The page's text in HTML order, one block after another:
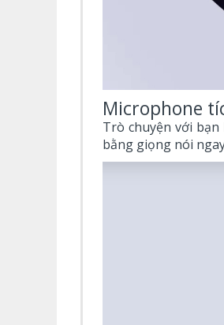
Microphone
Trò chuyện với
bằng giọng nói